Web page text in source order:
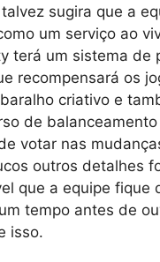
sugira que a
um serviço ao
terá um sistema de
recompensará os
criativo e
de
votar nas
outros detalhes
que a equipe fique
tempo antes de
isso.